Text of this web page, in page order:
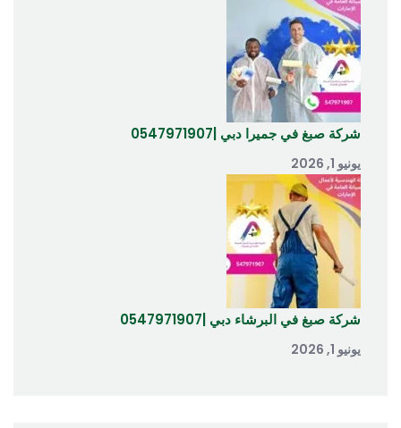
شركة صبغ في جميرا دبي |0547971907
يونيو 1, 2026
شركة صبغ في البرشاء دبي |0547971907
يونيو 1, 2026